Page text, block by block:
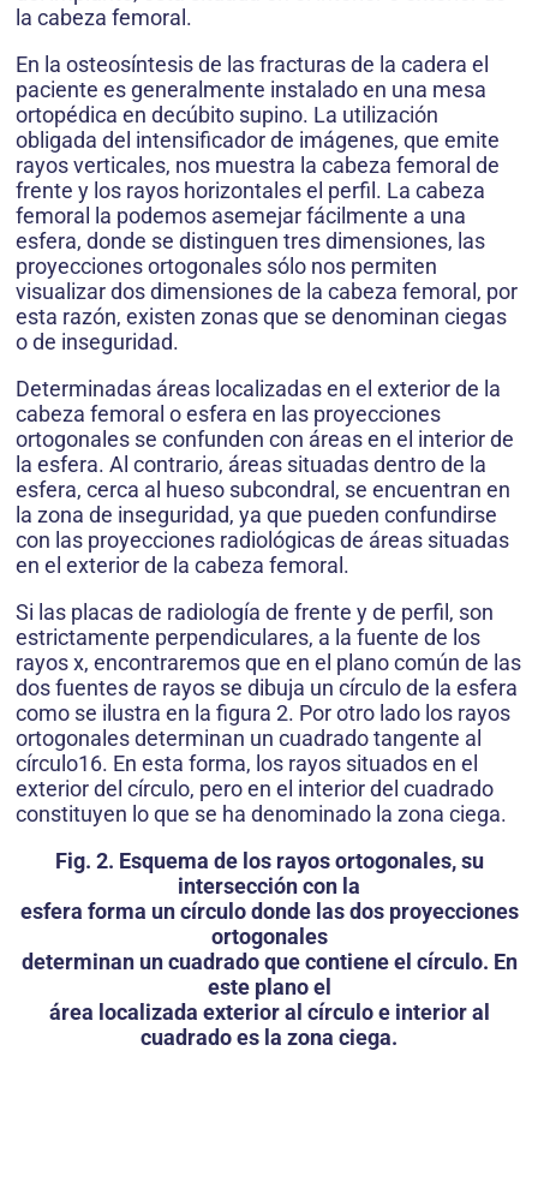
la cabeza femoral.
En la osteosíntesis de las fracturas de la cadera el
paciente es generalmente instalado en una mesa
ortopédica en decúbito supino. La utilización
obligada del intensificador de imágenes, que emite
rayos verticales, nos muestra la cabeza femoral de
frente y los rayos horizontales el perfil. La cabeza
femoral la podemos asemejar fácilmente a una
esfera, donde se distinguen tres dimensiones, las
proyecciones ortogonales sólo nos permiten
visualizar dos dimensiones de la cabeza femoral, por
esta razón, existen zonas que se denominan ciegas
o de inseguridad.
Determinadas áreas localizadas en el exterior de la
cabeza femoral o esfera en las proyecciones
ortogonales se confunden con áreas en el interior de
la esfera. Al contrario, áreas situadas dentro de la
esfera, cerca al hueso subcondral, se encuentran en
la zona de inseguridad, ya que pueden confundirse
con las proyecciones radiológicas de áreas situadas
en el exterior de la cabeza femoral.
Si las placas de radiología de frente y de perfil, son
estrictamente perpendiculares, a la fuente de los
rayos x, encontraremos que en el plano común de las
dos fuentes de rayos se dibuja un círculo de la esfera
como se ilustra en la figura 2. Por otro lado los rayos
ortogonales determinan un cuadrado tangente al
círculo16. En esta forma, los rayos situados en el
exterior del círculo, pero en el interior del cuadrado
constituyen lo que se ha denominado la zona ciega.
Fig. 2. Esquema de los rayos ortogonales, su
intersección con la
esfera forma un círculo donde las dos proyecciones
ortogonales
determinan un cuadrado que contiene el círculo. En
este plano el
área localizada exterior al círculo e interior al
cuadrado es la zona ciega.